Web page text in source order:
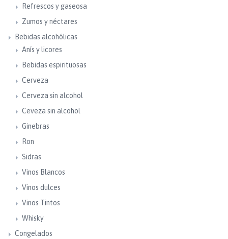
Refrescos y gaseosa
Zumos y néctares
Bebidas alcohólicas
Anís y licores
Bebidas espirituosas
Cerveza
Cerveza sin alcohol
Ceveza sin alcohol
Ginebras
Ron
Sidras
Vinos Blancos
Vinos dulces
Vinos Tintos
Whisky
Congelados